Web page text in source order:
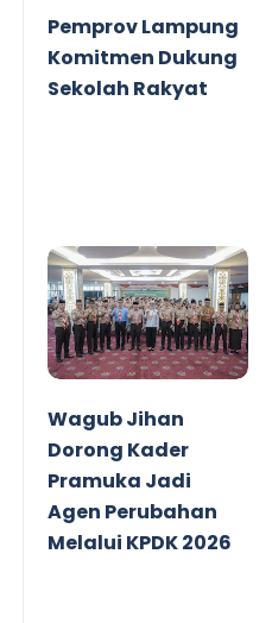
Pemprov Lampung
Komitmen Dukung
Sekolah Rakyat
Wagub Jihan
Dorong Kader
Pramuka Jadi
Agen Perubahan
Melalui KPDK 2026